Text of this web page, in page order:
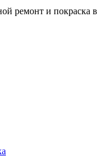
ремонт и покраска в